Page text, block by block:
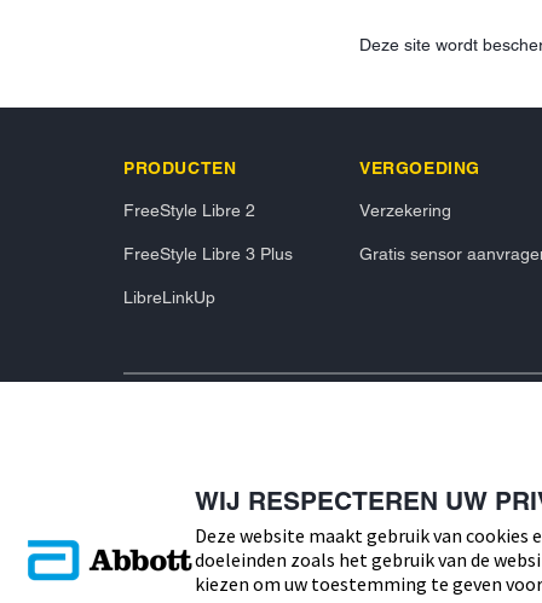
Deze site wordt
PRODUCTEN
FreeStyle Libre 2
FreeStyle Libre 3 Plus
LibreLinkUp
VERGOEDING
Verzekering
Gratis sensor
© 2026 Abbott. Alle rechten voorbehouden. Libre, het vlinder
Play zijn handelsmerken van Google LLC. iPhone en App
Andere handelsmerken zijn eigendom van hun
illustratie. Het betreft geen echte patiënt of zorgverlener. Deze
inwoners van Nederland. ADC-76851 v8
WIJ RESPECTEREN UW
Deze website maakt gebruik van cookies
doeleinden zoals het gebruik van de
kiezen om uw toestemming te geven